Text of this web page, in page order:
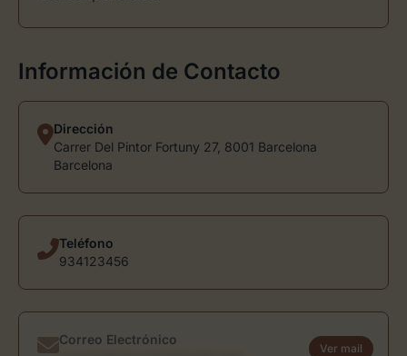
Información de Contacto
Dirección
Carrer Del Pintor Fortuny 27, 8001 Barcelona
Barcelona
Teléfono
934123456
Correo Electrónico
Ver mail